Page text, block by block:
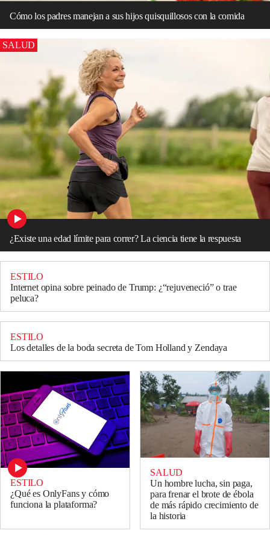
Cómo los padres manejan a sus hijos quisquillosos con la comida
SALUD
¿Existe una edad límite para correr? La ciencia tiene la respuesta
ESTILO
Internet opina sobre peinado de Trump: ¿“rejuveneció” o trae
peluca?
ESTILO
Los detalles de la boda secreta de Tom Holland y Zendaya
ESTILO
¿Qué es OnlyFans y cómo
funciona la plataforma?
SALUD
Un hombre lucha, sin paga,
para frenar el brote de ébola
de más rápido crecimiento de
la historia